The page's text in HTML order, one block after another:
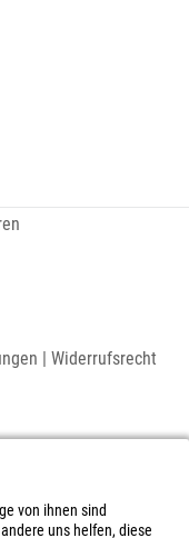
| Widerrufsrecht
von ihnen sind
uns helfen, diese